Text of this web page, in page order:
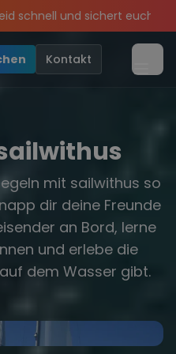
und Deine sailwithus-
exklusive Angebote mehr
– wir feiern die Törns,
Kontakt
mit sailwithus so
dir deine Freunde
an Bord, lerne
und erlebe die
dem Wasser gibt.